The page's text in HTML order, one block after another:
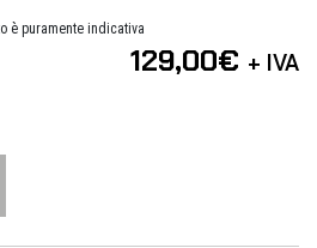
è puramente indicativa
129,00€ + IVA